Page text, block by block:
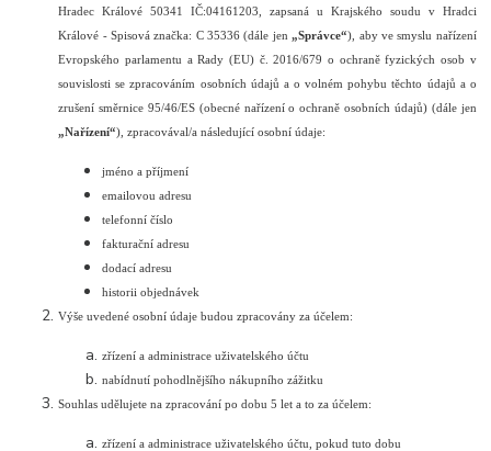
Hradec Králové 50341 IČ:04161203, zapsaná u Krajského soudu v Hradci
Králové - Spisová značka: C 35336 (dále jen„Správce“), aby ve smyslu nařízení
Evropského parlamentu a Rady (EU) č. 2016/679 o ochraně fyzických osob v
souvislosti se zpracováním osobních údajů a o volném pohybu těchto údajů a o
zrušení směrnice 95/46/ES (obecné nařízení o ochraně osobních údajů) (dále jen
„Nařízení“), zpracovával/a následující osobní údaje:
jméno a příjmení
emailovou adresu
telefonní číslo
fakturační adresu
dodací adresu
historii objednávek
Výše uvedené osobní údaje budou zpracovány za účelem:
zřízení a administrace uživatelského účtu
nabídnutí pohodlnějšího nákupního zážitku
Souhlas udělujete na zpracování po dobu 5 let a to za účelem:
zřízení a administrace uživatelského účtu, pokud tuto dobu